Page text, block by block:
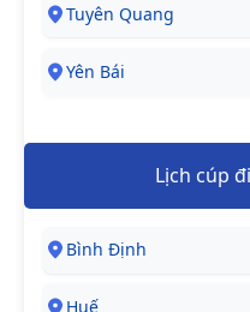
Tuyên Quang
Yên Bái
Lịch cúp
Bình Định
Huế